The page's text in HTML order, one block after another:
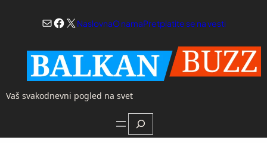
Mail
Facebook
X NaslovnaO namaPretplatite se na vesti
Vaš svakodnevni pogled na svet
Search